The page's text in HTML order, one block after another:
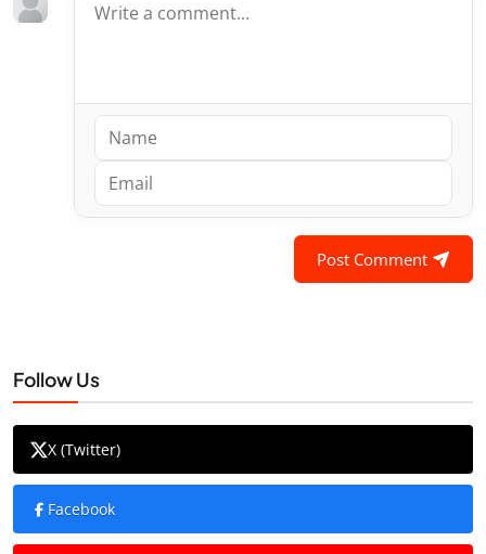
Post Comment
Follow Us
X (Twitter)
Facebook